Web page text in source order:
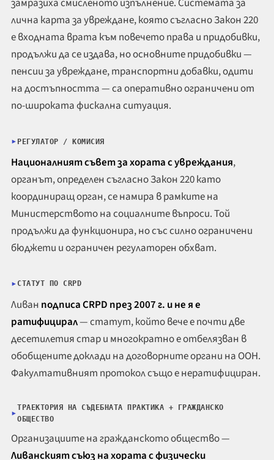
замразиха смисленото изпълнение. Системата за
лична карта за увреждане, която съгласно Закон 220
е входната врата към повечето права и придобивки,
продължи да се издава, но основните придобивки —
пенсии за увреждане, транспортни добавки, одити
на достъпността — са оперативно ограничени от
по-широката фискална ситуация.
РЕГУЛАТОР / КОМИСИЯ
Националният съвет за хората с увреждания,
органът, определен съгласно Закон 220 като
координиращ орган, се намира в рамките на
Министерството на социалните въпроси. Той
продължи да функционира, но със силно ограничени
бюджети и ограничен регулаторен обхват.
СТАТУТ ПО CRPD
Ливан подписа CRPD през 2007 г. и не я е
ратифицирал— статут, който вече е почти две
десетилетия стар и многократно е отбелязван в
обобщените доклади на договорните органи на ООН.
Факултативният протокол също е нератифициран.
ТРАЕКТОРИЯ НА СЪДЕБНАТА ПРАКТИКА + ГРАЖДАНСКО
ОБЩЕСТВО
Организациите на гражданското общество —
Ливанският съюз на хората с физически